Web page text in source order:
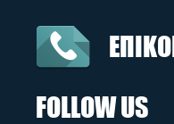
FOLLOW US